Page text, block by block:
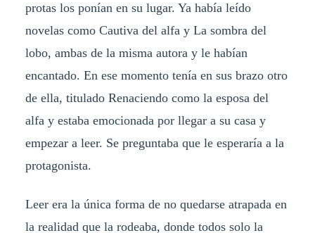
protas los ponían en su lugar. Ya había leído
novelas como Cautiva del alfa y La sombra del
lobo, ambas de la misma autora y le habían
encantado. En ese momento tenía en sus brazo otro
de ella, titulado Renaciendo como la esposa del
alfa y estaba emocionada por llegar a su casa y
empezar a leer. Se preguntaba que le esperaría a la
protagonista.
Leer era la única forma de no quedarse atrapada en
la realidad que la rodeaba, donde todos solo la